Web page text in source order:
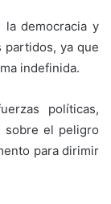
la democracia y
ya que
indefinida.
políticas,
sobre el peligro
para dirimir